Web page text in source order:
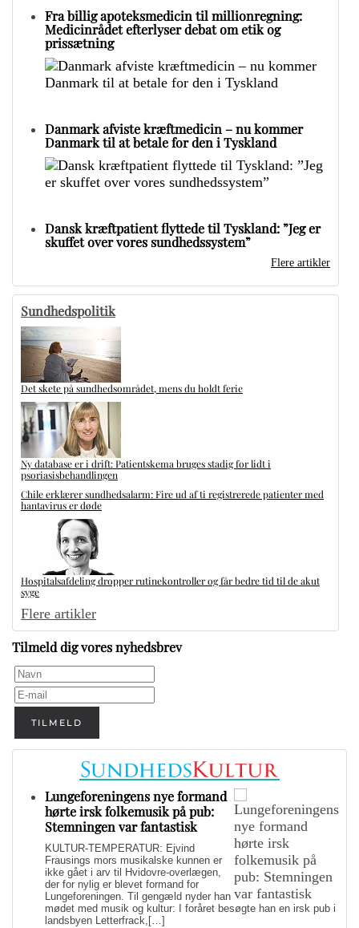
Fra billig apoteksmedicin til millionregning:
Medicinrådet efterlyser debat om etik og
prissætning
Danmark afviste kræftmedicin – nu kommer
Danmark til at betale for den i Tyskland
Dansk kræftpatient flyttede til Tyskland: ”Jeg er
skuffet over vores sundhedssystem”
Flere artikler
Sundhedspolitik
Det skete på sundhedsområdet, mens du holdt ferie
Ny database er i drift: Patientskema bruges stadig for lidt i
psoriasisbehandlingen
Chile erklærer sundhedsalarm: Fire ud af ti registrerede patienter med
hantavirus er døde
Hospitalsafdeling dropper rutinekontroller og får bedre tid til de akut
syge
Flere artikler
Tilmeld dig vores nyhedsbrev
TILMELD
Lungeforeningens nye formand
hørte irsk folkemusik på pub:
Stemningen var fantastisk
KULTUR-TEMPERATUR: Ejvind
Frausings mors musikalske kunnen er
ikke gået i arv til Hvidovre-overlægen,
der for nylig er blevet formand for
Lungeforeningen. Til gengæld nyder han
mødet med musik og kultur: I foråret besøgte han en irsk pub i
landsbyen Letterfrack,[…]